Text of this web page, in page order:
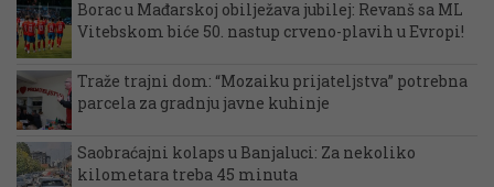
Borac u Mađarskoj obilježava jubilej: Revanš sa ML
Vitebskom biće 50. nastup crveno-plavih u Evropi!
Traže trajni dom: “Mozaiku prijateljstva” potrebna
parcela za gradnju javne kuhinje
Saobraćajni kolaps u Banjaluci: Za nekoliko
kilometara treba 45 minuta